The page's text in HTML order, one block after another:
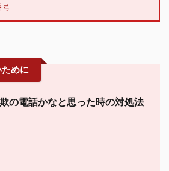
号
めに
の電話かなと思った時の対処法